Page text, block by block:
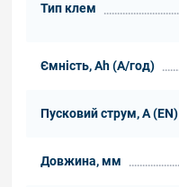
Тип клем
Ємність, Ah (А/год)
Пусковий струм, А (EN)
Довжина, мм